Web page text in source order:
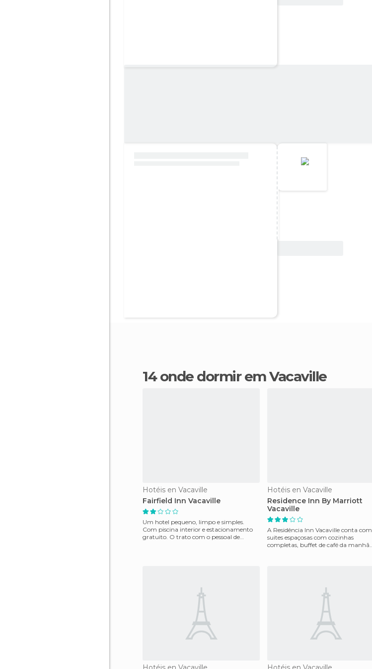
14 onde dormir em Vacaville
Hotéis en Vacaville
Fairfield Inn Vacaville
Um hotel pequeno, limpo e simples.
Com piscina interior e estacionamento
gratuito. O trato com o pessoal de
Hotéis en Vacaville
Residence Inn By Marriott
Vacaville
A Residência Inn Vacaville conta com
suites espaçosas com cozinhas
completas, buffet de café da manhã